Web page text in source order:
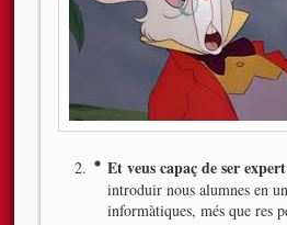
Et veus capaç de ser
introduir nous alumnes en
informàtiques, més que res